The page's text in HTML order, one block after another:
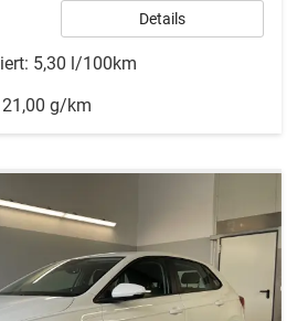
Details
5,30 l/100km
g/km